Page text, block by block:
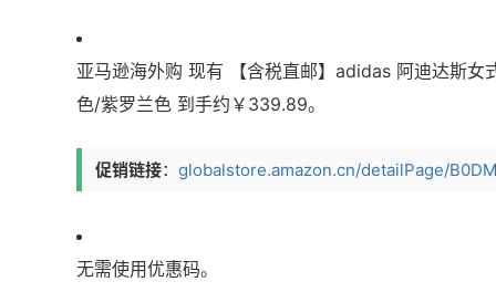
亚马逊海外购 现有 【含税直邮】adidas 阿迪达斯
色/紫罗兰色 到手约￥339.89。
促销链接： globalstore.amazon.cn/detailPage/
无需使用优惠码。